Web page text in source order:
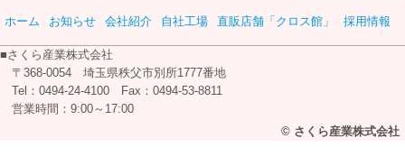
ホーム お知らせ 会社紹介 自社工場 直販店舗「クロス館」 採用情報
■さくら産業株式会社
〒368-0054 埼玉県秩父市別所1777番地
Tel：0494-24-4100 Fax：0494-53-8811
営業時間：9:00～17:00
© さくら産業株式会社